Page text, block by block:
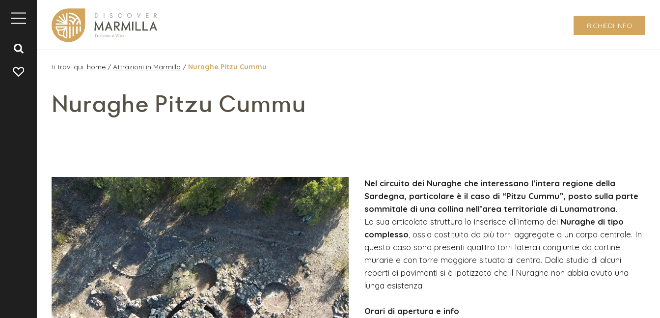
RICHIEDI INFO
ti trovi qui: home / Attrazioni in Marmilla / Nuraghe Pitzu Cummu
Nuraghe Pitzu Cummu
Nel circuito dei Nuraghe che interessano l’intera regione della
Sardegna, particolare è il caso di “Pitzu Cummu”, posto sulla parte
sommitale di una collina nell’area territoriale di Lunamatrona.
La sua articolata struttura lo inserisce all’interno dei Nuraghe di tipo
complesso , ossia costituito da più torri aggregate a un corpo centrale. In
questo caso sono presenti quattro torri laterali congiunte da cortine
murarie e con torre maggiore situata al centro. Dallo studio di alcuni
reperti di pavimenti si è ipotizzato che il Nuraghe non abbia avuto una
lunga esistenza.
Orari di apertura e info